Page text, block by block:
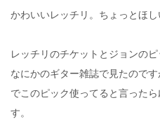
かわいいレッチリ。ちょっとほし
レッチリのチケットとジョンのピ
なにかのギター雑誌で見たので
でこのピック使ってると言った
す。